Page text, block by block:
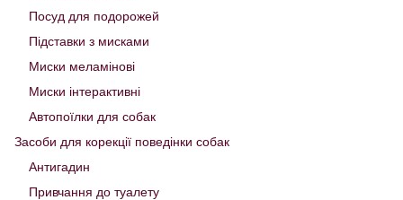
Посуд для подорожей
Підставки з мисками
Миски меламінові
Миски інтерактивні
Автопоїлки для собак
Засоби для корекції поведінки собак
Антигадин
Привчання до туалету